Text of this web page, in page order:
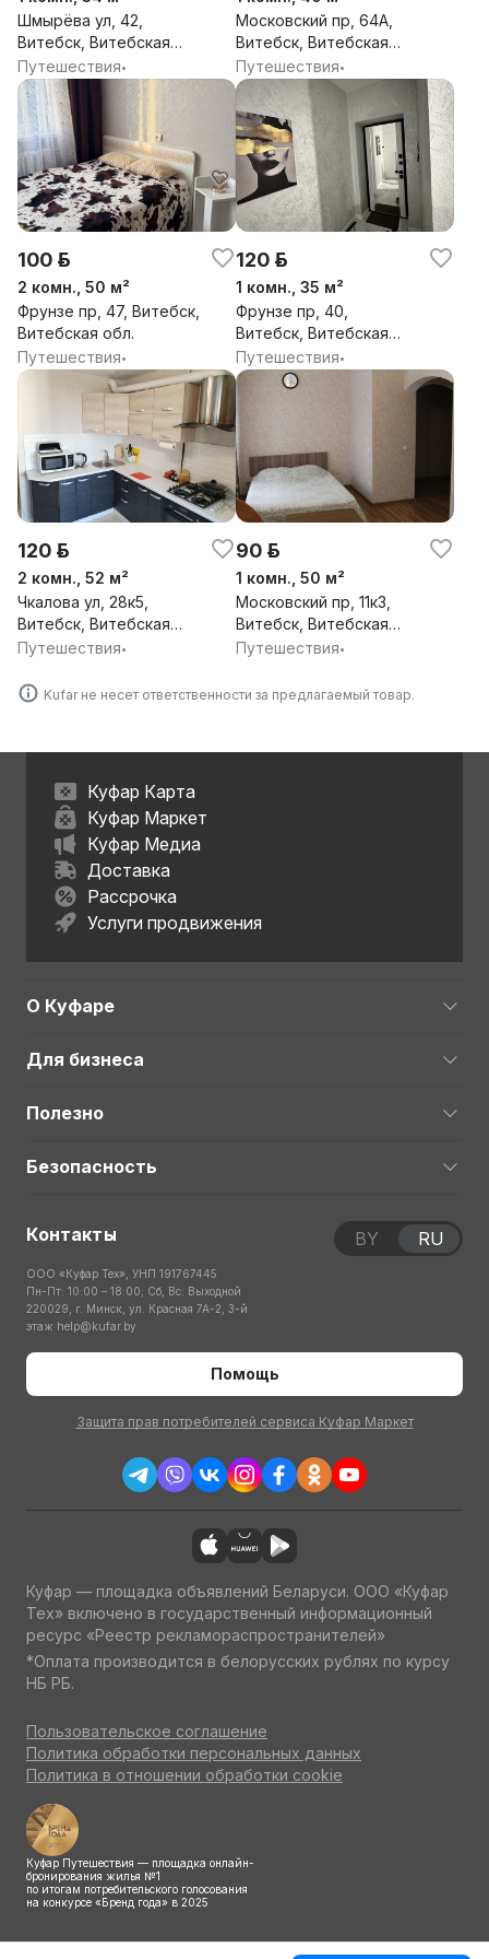
Шмырёва ул, 42,
Витебск, Витебская
обл.
Путешествия•
Московский пр, 64А,
Витебск, Витебская
обл.
Путешествия•
100 р.
2 комн., 50 м²
Фрунзе пр, 47, Витебск,
Витебская обл.
Путешествия•
120 р.
1 комн., 35 м²
Фрунзе пр, 40,
Витебск, Витебская
обл.
Путешествия•
120 р.
2 комн., 52 м²
Чкалова ул, 28к5,
Витебск, Витебская
обл.
Путешествия•
90 р.
1 комн., 50 м²
Московский пр, 11к3,
Витебск, Витебская
обл.
Путешествия•
Kufar не несет ответственности за предлагаемый товар.
Куфар Карта
Куфар Маркет
Куфар Медиа
Доставка
Рассрочка
Услуги продвижения
О Куфаре
Для бизнеса
Полезно
Безопасность
Контакты
ООО «Куфар Тех», УНП 191767445
Пн-Пт: 10:00 – 18:00; Сб, Вс: Выходной
220029, г. Минск, ул. Красная 7А-2, 3-й
этаж help@kufar.by
Помощь
Защита прав потребителей сервиса Куфар Маркет
BY RU
Куфар — площадка объявлений Беларуси. ООО «Куфар
Тех» включено в государственный информационный
ресурс «Реестр рекламораспространителей»
*Оплата производится в белорусских рублях по курсу
НБ РБ.
Пользовательское соглашение
Политика обработки персональных данных
Политика в отношении обработки cookie
Куфар Путешествия — площадка онлайн-
бронирования жилья №1
по итогам потребительского голосования
на конкурсе «Бренд года» в 2025